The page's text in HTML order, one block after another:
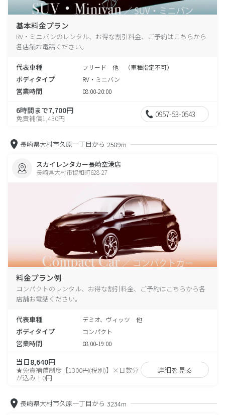
基本料金プラン
RV・ミニバンのレンタル、お得な割引料金、ご予約はこちらから
各店舗お電話ください。
代表車種 フリード 他 （車種指定不可）
ボディタイプ RV・ミニバン
営業時間 08:00-20:00
6時間まで7,700円
免責補償1,430円 0957-53-0543
長崎県大村市久原一丁目から 2589m
スカイレンタカー長崎空港店
長崎県大村市協和町628-27
料金プラン例
コンパクトのレンタル、お得な割引料金、ご予約はこちらから各
店舗お電話ください。
代表車種 デミオ、ヴィッツ 他
ボディタイプ コンパクト
営業時間 08:00-19:00
当日8,640円
★免責補償制度【1300円(税別)】×日数分
が込み！0円
詳細を見る
長崎県大村市久原一丁目から 3234m